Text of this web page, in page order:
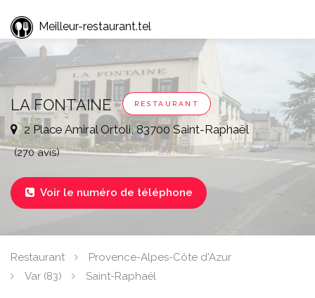
Meilleur-restaurant.tel
LA FONTAINE RESTAURANT
2 Place Amiral Ortoli, 83700 Saint-Raphaël
(270 avis)
 Voir le numéro de téléphone
Restaurant
Provence-Alpes-Côte d'Azur
Var (83)
Saint-Raphaël